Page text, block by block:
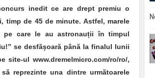
inedit ce are drept premiu o
timp de 45 de minute. Astfel, marele
pe care le au astronauții în timpul
se desfășoară până la finalul lunii
site-ul www.dremelmicro.com/ro/ro/,
reprezinte una dintre următoarele